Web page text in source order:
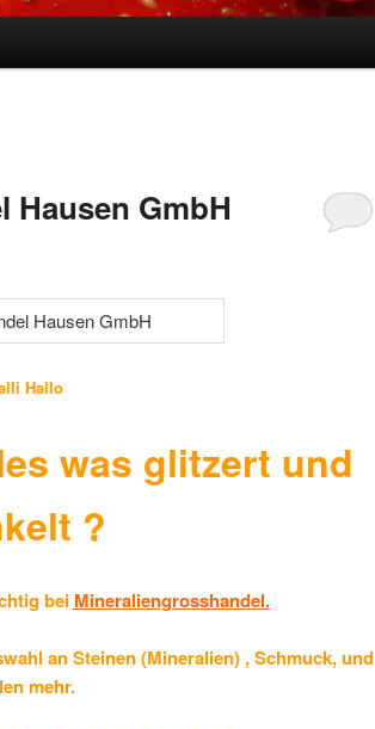
Hausen GmbH
Hallo
was glitzert und
?
bei Mineraliengrosshandel.
an Steinen (Mineralien) , Schmuck, und
mehr.